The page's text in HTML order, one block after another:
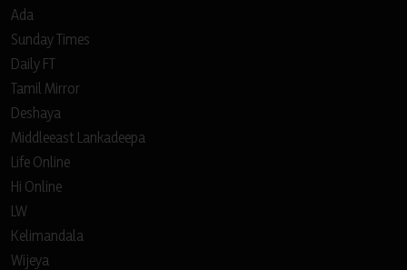
Ada
Sunday Times
Daily FT
Tamil Mirror
Deshaya
Middleeast Lankadeepa
Life Online
Hi Online
LW
Kelimandala
Wijeya